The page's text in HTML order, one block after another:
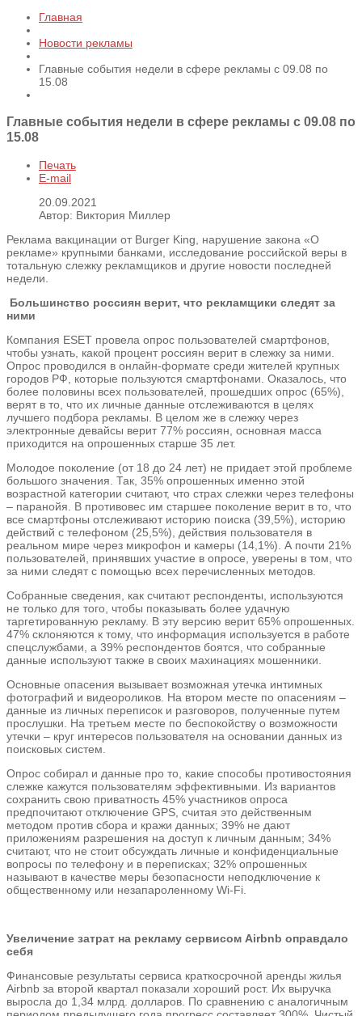
Главная
Новости рекламы
Главные события недели в сфере рекламы с 09.08 по
15.08
Главные события недели в сфере рекламы с 09.08 по
15.08
Печать
E-mail
20.09.2021
Автор: Виктория Миллер
Реклама вакцинации от Burger King, нарушение закона «О
рекламе» крупными банками, исследование российской веры в
тотальную слежку рекламщиков и другие новости последней
недели.
Большинство россиян верит, что рекламщики следят за
ними
Компания ESET провела опрос пользователей смартфонов,
чтобы узнать, какой процент россиян верит в слежку за ними.
Опрос проводился в онлайн-формате среди жителей крупных
городов РФ, которые пользуются смартфонами. Оказалось, что
более половины всех пользователей, прошедших опрос (65%),
верят в то, что их личные данные отслеживаются в целях
лучшего подбора рекламы. В целом же в слежку через
электронные девайсы верит 77% россиян, основная масса
приходится на опрошенных старше 35 лет.
Молодое поколение (от 18 до 24 лет) не придает этой проблеме
большого значения. Так, 35% опрошенных именно этой
возрастной категории считают, что страх слежки через телефоны
– паранойя. В противовес им старшее поколение верит в то, что
все смартфоны отслеживают историю поиска (39,5%), историю
действий с телефоном (25,5%), действия пользователя в
реальном мире через микрофон и камеры (14,1%). А почти 21%
пользователей, принявших участие в опросе, уверены в том, что
за ними следят с помощью всех перечисленных методов.
Собранные сведения, как считают респонденты, используются
не только для того, чтобы показывать более удачную
таргетированную рекламу. В эту версию верит 65% опрошенных.
47% склоняются к тому, что информация используется в работе
спецслужбами, а 39% респондентов боятся, что собранные
данные используют также в своих махинациях мошенники.
Основные опасения вызывает возможная утечка интимных
фотографий и видеороликов. На втором месте по опасениям –
данные из личных переписок и разговоров, полученные путем
прослушки. На третьем месте по беспокойству о возможности
утечки – круг интересов пользователя на основании данных из
поисковых систем.
Опрос собирал и данные про то, какие способы противостояния
слежке кажутся пользователям эффективными. Из вариантов
сохранить свою приватность 45% участников опроса
предпочитают отключение GPS, считая это действенным
методом против сбора и кражи данных; 39% не дают
приложениям разрешения на доступ к личным данным; 34%
считают, что не стоит обсуждать личные и конфиденциальные
вопросы по телефону и в переписках; 32% опрошенных
называют в качестве меры безопасности неподключение к
общественному или незапароленному Wi-Fi.
Увеличение затрат на рекламу сервисом Airbnb оправдало
себя
Финансовые результаты сервиса краткосрочной аренды жилья
Airbnb за второй квартал показали хороший рост. Их выручка
выросла до 1,34 млрд. долларов. По сравнению с аналогичным